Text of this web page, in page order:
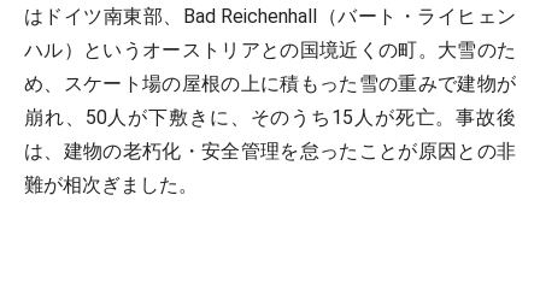
はドイツ南東部、Bad Reichenhall（バート・ライヒェン
ハル）というオーストリアとの国境近くの町。大雪のた
め、スケート場の屋根の上に積もった雪の重みで建物が
崩れ、50人が下敷きに、そのうち15人が死亡。事故後
は、建物の老朽化・安全管理を怠ったことが原因との非
難が相次ぎました。